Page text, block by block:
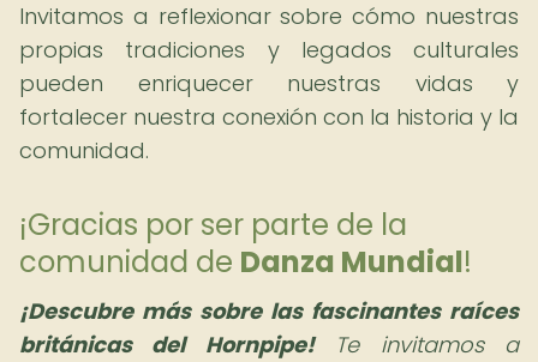
Invitamos a reflexionar sobre cómo nuestras
propias tradiciones y legados culturales
pueden enriquecer nuestras vidas y
fortalecer nuestra conexión con la historia y la
comunidad.
¡Gracias por ser parte de la
comunidad de Danza Mundial!
¡Descubre más sobre las fascinantes raíces
británicas del Hornpipe!Te invitamos a